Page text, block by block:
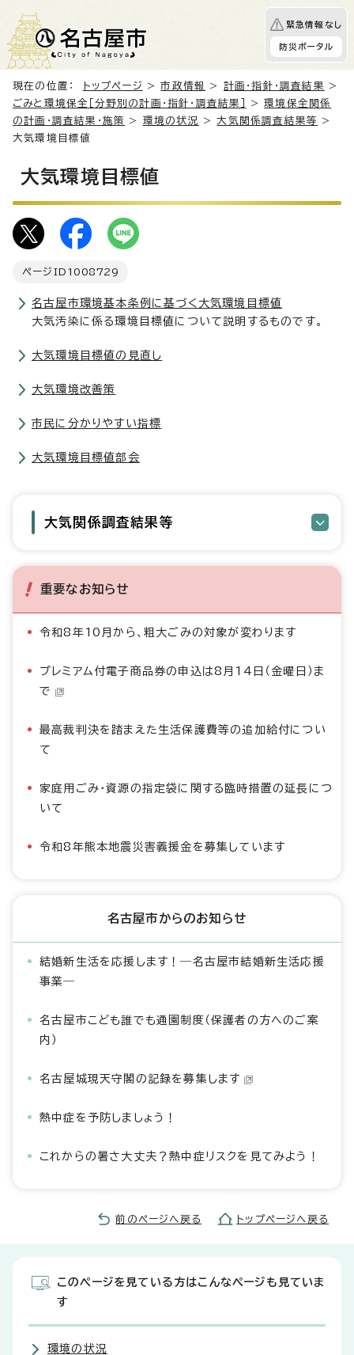
緊急情報なし
防災ポータル
現在の位置： トップページ >市政情報 > 計画・指針・調査結果
>
ごみと環境保全［分野別の計画・指針・調査結果］
>環境保全関係
の計画・調査結果・施策
> 環境の状況 >大気関係調査結果等
>
大気環境目標値
大気環境目標値
ページID 1008729
名古屋市環境基本条例に基づく大気環境目標値
大気汚染に係る環境目標値について説明するものです。
大気環境目標値の見直し
大気環境改善策
市民に分かりやすい指標
大気環境目標値部会
大気関係調査結果等
重要なお知らせ
令和8年10月から、粗大ごみの対象が変わります
プレミアム付電子商品券の申込は8月14日（金曜日）ま
で
最高裁判決を踏まえた生活保護費等の追加給付につい
て
家庭用ごみ・資源の指定袋に関する臨時措置の延長につ
いて
令和8年熊本地震災害義援金を募集しています
名古屋市からのお知らせ
結婚新生活を応援します！―名古屋市結婚新生活応援
事業―
名古屋市こども誰でも通園制度（保護者の方へのご案
内）
名古屋城現天守閣の記録を募集します
熱中症を予防しましょう！
これからの暑さ大丈夫？熱中症リスクを見てみよう！
前のページへ戻る トップページへ戻る
このページを見ている方はこんなページも見ていま
す
環境の状況